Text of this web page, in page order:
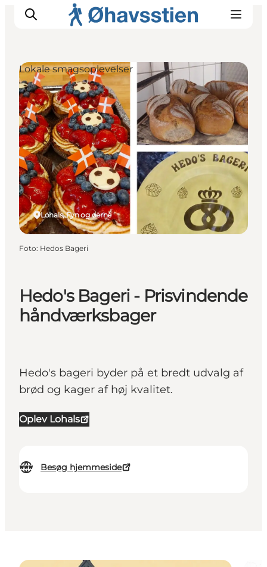
Inspiration
Vandreruter
Planlægning
Hedo's Bageri - Prisvindende
håndværksbager
Hedo's bageri byder på et bredt udvalg af
brød og kager af høj kvalitet.
Oplev Lohals
Besøg hjemmeside
Lohals, Fyn og øerne
Lokale smagsoplevelser
Foto: Hedos Bageri